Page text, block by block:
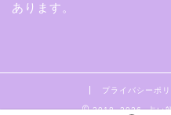
あります。
プライバシーポ
2018–2026 占い